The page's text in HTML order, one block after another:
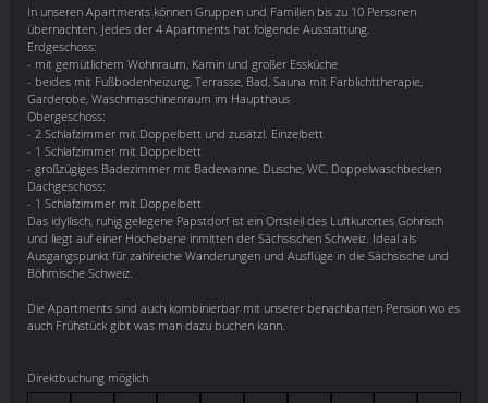
In unseren Apartments können Gruppen und Familien bis zu 10 Personen
übernachten. Jedes der 4 Apartments hat folgende Ausstattung.
Erdgeschoss:
- mit gemütlichem Wohnraum, Kamin und großer Essküche
- beides mit Fußbodenheizung, Terrasse, Bad, Sauna mit Farblichttherapie,
Garderobe, Waschmaschinenraum im Haupthaus
Obergeschoss:
- 2 Schlafzimmer mit Doppelbett und zusätzl. Einzelbett
- 1 Schlafzimmer mit Doppelbett
- großzügiges Badezimmer mit Badewanne, Dusche, WC, Doppelwaschbecken
Dachgeschoss:
- 1 Schlafzimmer mit Doppelbett
Das idyllisch, ruhig gelegene Papstdorf ist ein Ortsteil des Luftkurortes Gohrisch
und liegt auf einer Hochebene inmitten der Sächsischen Schweiz. Ideal als
Ausgangspunkt für zahlreiche Wanderungen und Ausflüge in die Sächsische und
Böhmische Schweiz.
Die Apartments sind auch kombinierbar mit unserer benachbarten Pension wo es
auch Frühstück gibt was man dazu buchen kann.
Direktbuchung möglich